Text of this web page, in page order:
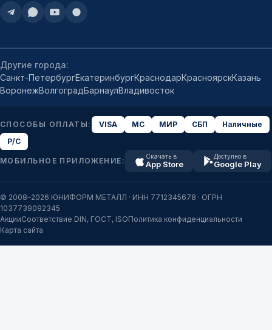
Другие города:
Санкт-ПетербургЕкатеринбургКраснодарКрасноярскКазань
ВоронежВолгоградБарнаулВладивосток
СПОСОБЫ ОПЛАТЫ: VISA MC МИР СБП
Наличные
Р/С
МОБИЛЬНОЕ ПРИЛОЖЕНИЕ: Скачать в
App Store
Доступно в
Google Play
© 2008–2026 ЮНИФОРМ МЕТАЛЛ · ИНН 7712345678 · ОГРН
1037739092345
АкцииСоответствие DIN, ГОСТ, ISOПолитика конфиденциальности
Карта сайта